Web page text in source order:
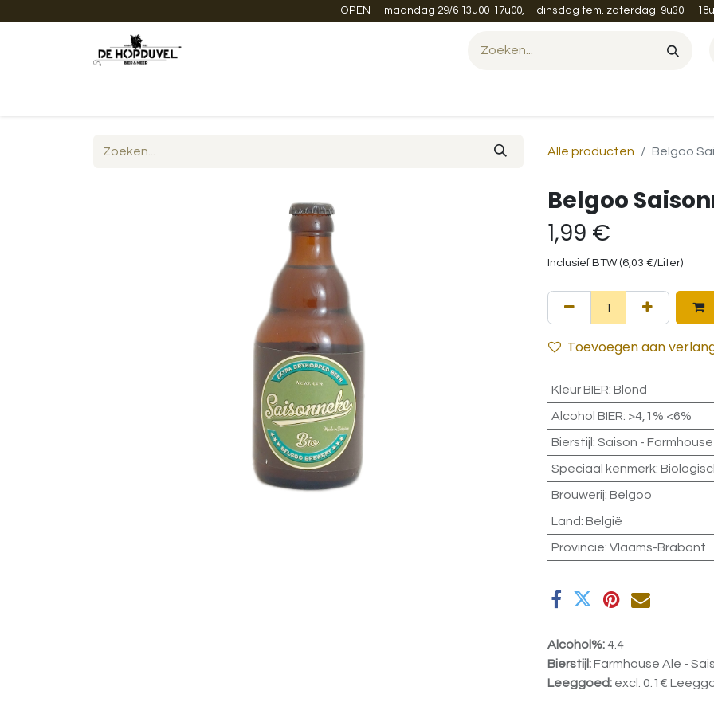
OPEN - maandag 29/6 13u00-17u00, dinsdag tem. zaterdag 9u30 -
Alle producten Belgoo
Belgoo
1,99 €
Inclusief BTW (6,03 €/Liter)
Toevoegen aan
Kleur BIER: Blond
Alcohol BIER: >4,1% <6%
Bierstijl : Saison - Farmhouse
Speciaal kenmerk:
Brouwerij: Belgoo
Land: België
Provincie: Vlaams-Brabant
Alcohol%:4.4
Bierstijl:Farmhouse Ale -
Leeggoed: excl. 0.1€